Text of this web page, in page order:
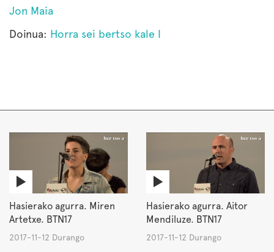
Jon Maia
Doinua: Horra sei bertso kale I
Hasierako agurra. Miren
Artetxe. BTN17
2017-11-12 Durango
Hasierako agurra. Aitor
Mendiluze. BTN17
2017-11-12 Durango